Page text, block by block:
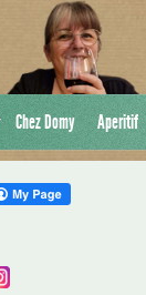
Chez Domy Aperitif